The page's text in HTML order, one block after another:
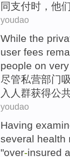
同支付时， 他们
youdao
While the
user fees
people on very
尽管私营部门
入人群获得公
youdao
Having
several health
"over-insured